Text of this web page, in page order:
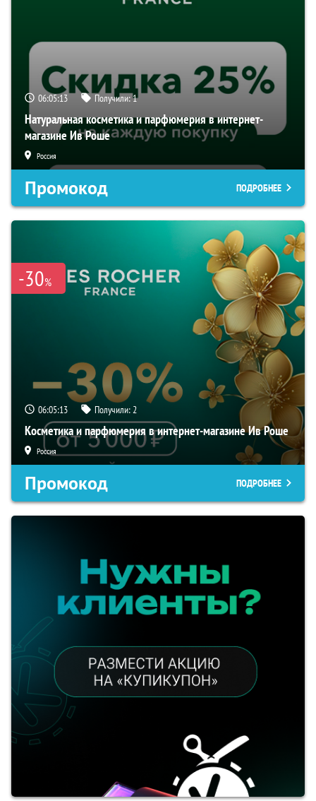
06:05:12 Получили:1
Натуральная косметика и парфюмерия в интернет-
магазине Ив Роше
Россия
Промокод ПОДРОБНЕЕ
-30%
06:05:12 Получили:2
Косметика и парфюмерия в интернет-магазине Ив Роше
Россия
Промокод ПОДРОБНЕЕ